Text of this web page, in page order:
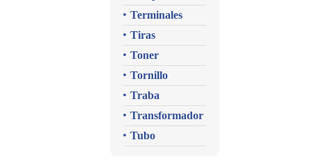
Terminales
Tiras
Toner
Tornillo
Traba
Transformador
Tubo